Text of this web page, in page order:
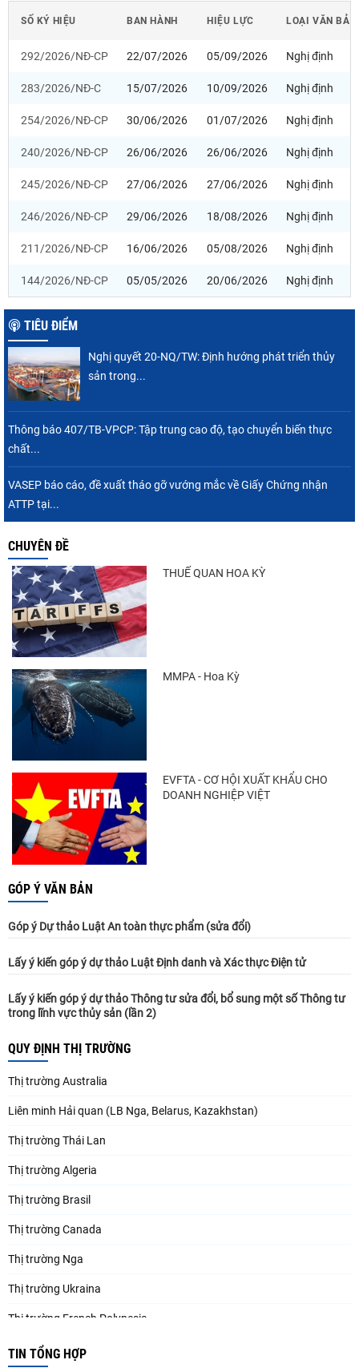
SỐ KÝ HIỆU BAN HÀNH HIỆU LỰC LOẠI VĂN BẢN
292/2026/NĐ-CP 22/07/2026 05/09/2026 Nghị định
283/2026/NĐ-C 15/07/2026 10/09/2026 Nghị định
254/2026/NĐ-CP 30/06/2026 01/07/2026 Nghị định
240/2026/NĐ-CP 26/06/2026 26/06/2026 Nghị định
245/2026/NĐ-CP 27/06/2026 27/06/2026 Nghị định
246/2026/NĐ-CP 29/06/2026 18/08/2026 Nghị định
211/2026/NĐ-CP 16/06/2026 05/08/2026 Nghị định
144/2026/NĐ-CP 05/05/2026 20/06/2026 Nghị định
TIÊU ĐIỂM
Nghị quyết 20-NQ/TW: Định hướng phát triển thủy
sản trong...
Thông báo 407/TB-VPCP: Tập trung cao độ, tạo chuyển biến thực
chất...
VASEP báo cáo, đề xuất tháo gỡ vướng mắc về Giấy Chứng nhận
ATTP tại...
CHUYÊN ĐỀ
THUẾ QUAN HOA KỲ
MMPA - Hoa Kỳ
EVFTA - CƠ HỘI XUẤT KHẨU CHO
DOANH NGHIỆP VIỆT
GÓP Ý VĂN BẢN
Góp ý Dự thảo Luật An toàn thực phẩm (sửa đổi)
Lấy ý kiến góp ý dự thảo Luật Định danh và Xác thực Điện tử
Lấy ý kiến góp ý dự thảo Thông tư sửa đổi, bổ sung một số Thông tư
trong lĩnh vực thủy sản (lần 2)
QUY ĐỊNH THỊ TRƯỜNG
Thị trường Australia
Liên minh Hải quan (LB Nga, Belarus, Kazakhstan)
Thị trường Thái Lan
Thị trường Algeria
Thị trường Brasil
Thị trường Canada
Thị trường Nga
Thị trường Ukraina
Thị trường French Polynesia
Thị trường Trung Quốc
TIN TỔNG HỢP